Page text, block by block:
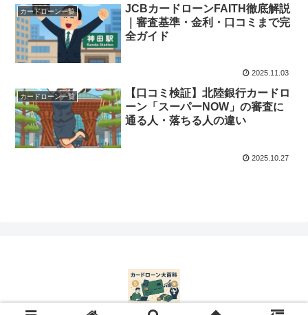
カードローン一覧
JCBカードローンFAITH徹底解説
｜審査基準・金利・口コミまで完
全ガイド
2025.11.03
カードローン一覧
【口コミ検証】北陸銀行カードロ
ーン「スーパーNOW」の審査に
通る人・落ちる人の違い
2025.10.27